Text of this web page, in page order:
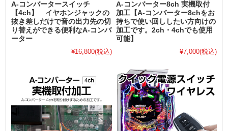
A-コンバータースイッチ
【4ch】 イヤホンジャックの
抜き差しだけで音の出力先の切
り替えができる便利なA-コンバ
ーター
¥16,800(税込)
A-コンバーター8ch 実機取付
加工【A-コンバーター8chをお
持ちで使い回ししたい方向けの
加工です。2ch・4chでも使用
可能】
¥7,000(税込)